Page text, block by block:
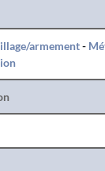
armement-